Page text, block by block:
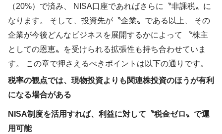
（20%）で済み、 NISA口座であればさらに〝非課税〟に
なります。 そして、投資先が〝企業〟である以上、 その
企業が今後どんなビジネスを展開するかによって 〝株主
としての恩恵〟を受けられる拡張性も持ち合わせていま
す。 この章で押さえるべきポイントは以下の通りです。
税率の観点では、現物投資よりも関連株投資のほうが有利
になる場合がある
NISA制度を活用すれば、利益に対して〝税金ゼロ〟で運
用可能